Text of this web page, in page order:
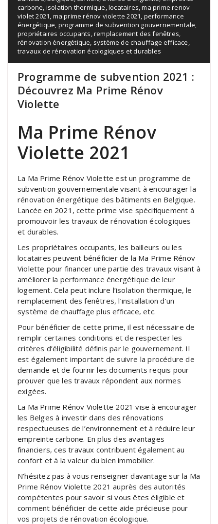
carbone isolation thermique ,locataires ,ma prime renov
violet 2021 ma prime rénov violette 2021 performance
énergétique programme de subvention gouvernementale
propriétaires occupants ,remplacement des fenêtres
rénovation énergétique système de chauffage efficace
travaux de rénovation écologiques et durables
Programme de subvention 2021 :
Découvrez Ma Prime Rénov
Violette
Ma Prime Rénov
Violette 2021
La Ma Prime Rénov Violette est un programme de
subvention gouvernementale visant à encourager la
rénovation énergétique des bâtiments en Belgique.
Lancée en 2021, cette prime vise spécifiquement à
promouvoir les travaux de rénovation écologiques
et durables.
Les propriétaires occupants, les bailleurs ou les
locataires peuvent bénéficier de la Ma Prime Rénov
Violette pour financer une partie des travaux visant à
améliorer la performance énergétique de leur
logement. Cela peut inclure l’isolation thermique, le
remplacement des fenêtres, l’installation d’un
système de chauffage plus efficace, etc.
Pour bénéficier de cette prime, il est nécessaire de
remplir certaines conditions et de respecter les
critères d’éligibilité définis par le gouvernement. Il
est également important de suivre la procédure de
demande et de fournir les documents requis pour
prouver que les travaux répondent aux normes
exigées.
La Ma Prime Rénov Violette 2021 vise à encourager
les Belges à investir dans des rénovations
respectueuses de l’environnement et à réduire leur
empreinte carbone. En plus des avantages
financiers, ces travaux contribuent également au
confort et à la valeur du bien immobilier.
N’hésitez pas à vous renseigner davantage sur la Ma
Prime Rénov Violette 2021 auprès des autorités
compétentes pour savoir si vous êtes éligible et
comment bénéficier de cette aide précieuse pour
vos projets de rénovation écologique.